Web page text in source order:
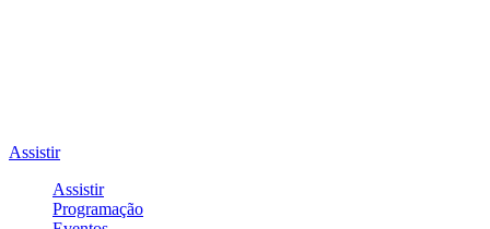
Assistir
Assistir
Programação